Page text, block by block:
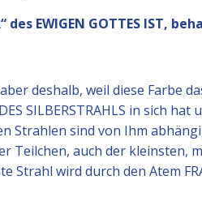
des EWIGEN GOTTES IST,
deshalb, weil diese Farbe
SILBERSTRAHLS in sich
Strahlen sind von Ihm
auch der kleinsten,
wird durch den Atem